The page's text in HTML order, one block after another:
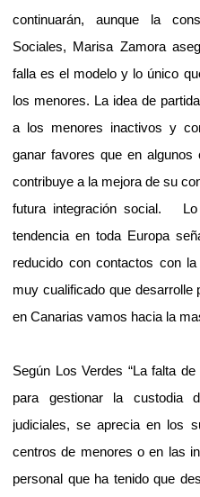
continuarán, aunque la
Sociales, Marisa Zamora
falla es el modelo y lo único
los menores. La idea de
a los menores inactivos y
ganar favores que en
contribuye a la mejora de su
futura integración social.
tendencia en toda Europa
reducido con contactos con
muy cualificado que desarrolle
en Canarias vamos hacia la
Según Los Verdes “La falta
para gestionar la custodia
judiciales, se aprecia en los
centros de menores o en las
personal que ha tenido que